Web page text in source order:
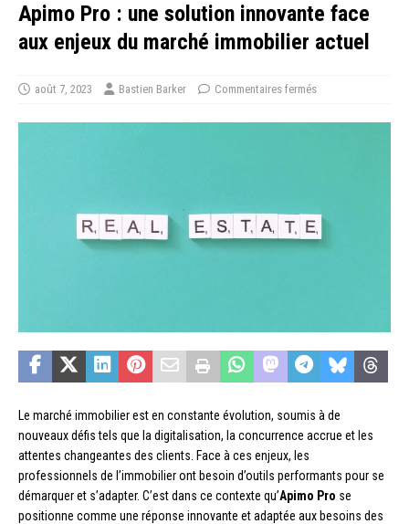
Apimo Pro : une solution innovante face
aux enjeux du marché immobilier actuel
août 7, 2023 Bastien Barker Commentaires fermés
Le marché immobilier est en constante évolution, soumis à de
nouveaux défis tels que la digitalisation, la concurrence accrue et les
attentes changeantes des clients. Face à ces enjeux, les
professionnels de l’immobilier ont besoin d’outils performants pour se
démarquer et s’adapter. C’est dans ce contexte qu’Apimo Pro se
positionne comme une réponse innovante et adaptée aux besoins des